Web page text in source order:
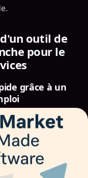
outil de
pour le
grâce à un